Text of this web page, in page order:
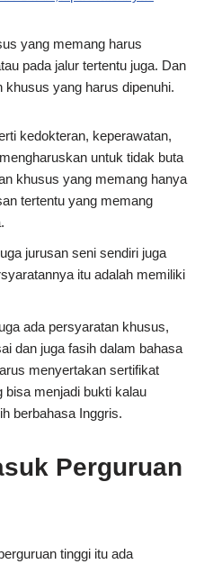
yang memang harus
pada jalur tertentu juga. Dan
khusus yang harus dipenuhi.
kedokteran, keperawatan,
untuk tidak buta
khusus yang memang hanya
tertentu yang memang
jurusan seni sendiri juga
itu adalah memiliki
ada persyaratan khusus,
dan juga fasih dalam bahasa
menyertakan sertifikat
bisa menjadi bukti kalau
berbahasa Inggris.
Perguruan
tinggi itu ada